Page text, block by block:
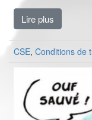
Lire plus
CSE, Conditions de